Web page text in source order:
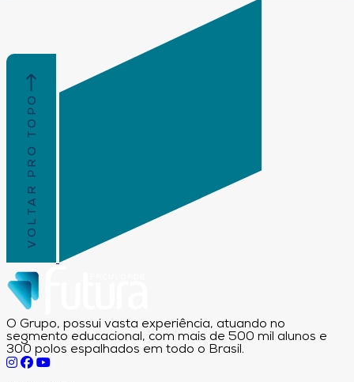
VOLTAR PRO TOPO
O Grupo, possui vasta experiência, atuando no
segmento educacional, com mais de 500 mil alunos e
300 polos espalhados em todo o Brasil.